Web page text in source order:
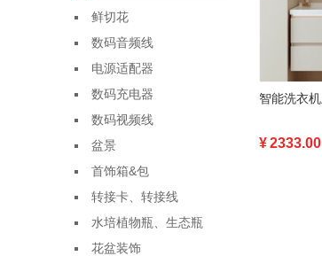
鲜切花
数码音频线
电源适配器
数码充电器
数码视频线
盆景
首饰箱&包
转接卡、转接线
水培植物瓶、生态瓶
花盆装饰
¥2333.00